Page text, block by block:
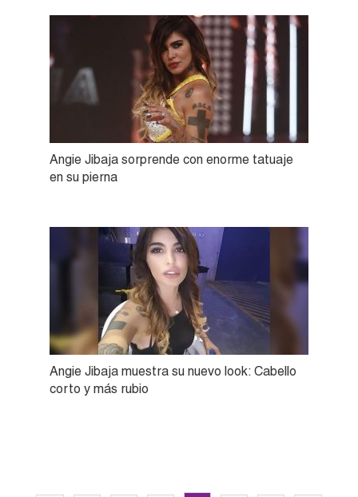
Angie Jibaja sorprende con enorme tatuaje
en su pierna
Angie Jibaja muestra su nuevo look: Cabello
corto y más rubio